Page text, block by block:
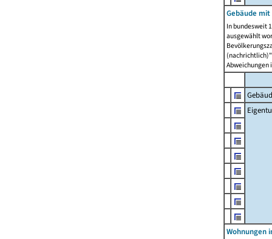
Gebäude
In bundesweit
ausgewählt
Abweichungen
Wohnungen